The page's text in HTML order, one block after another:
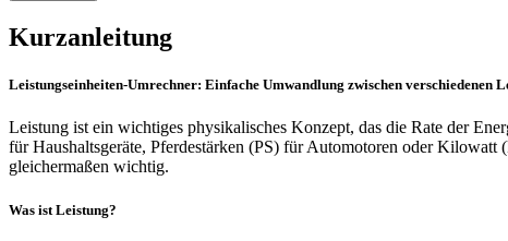
Kurzanleitung
Leistungseinheiten-Umrechner: Einfache Umwandlung zwischen verschiedenen
Leistung ist ein wichtiges physikalisches Konzept, das die Rate der
für Haushaltsgeräte, Pferdestärken (PS) für Automotoren oder
gleichermaßen wichtig.
Was ist Leistung?